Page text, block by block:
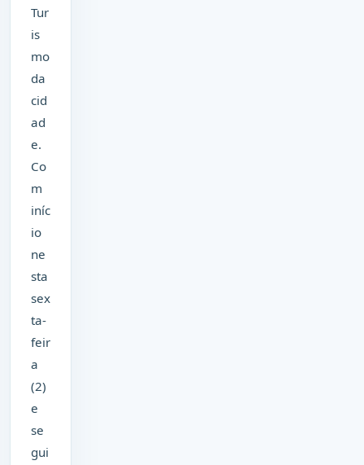
Tur
is
mo
da
cid
ad
e.
Co
m
iníc
io
ne
sta
sex
ta-
feir
a
(2)
e
se
gui